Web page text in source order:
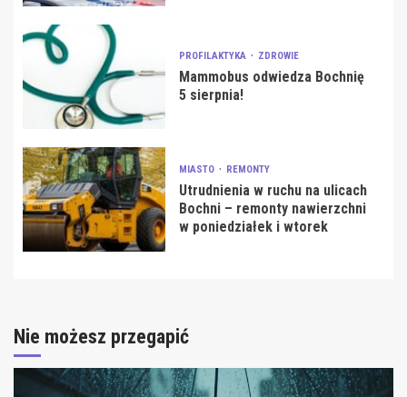
PROFILAKTYKA ZDROWIE
Mammobus odwiedza Bochnię
5 sierpnia!
MIASTO REMONTY
Utrudnienia w ruchu na ulicach
Bochni – remonty nawierzchni
w poniedziałek i wtorek
Nie możesz przegapić